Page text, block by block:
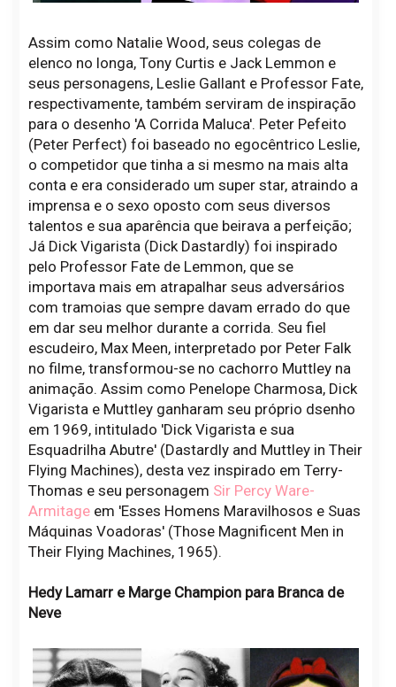
Assim como Natalie Wood, seus colegas de
elenco no longa, Tony Curtis e Jack Lemmon e
seus personagens, Leslie Gallant e Professor Fate,
respectivamente, também serviram de inspiração
para o desenho 'A Corrida Maluca'. Peter Pefeito
(Peter Perfect) foi baseado no egocêntrico Leslie,
o competidor que tinha a si mesmo na mais alta
conta e era considerado um super star, atraindo a
imprensa e o sexo oposto com seus diversos
talentos e sua aparência que beirava a perfeição;
Já Dick Vigarista (Dick Dastardly) foi inspirado
pelo Professor Fate de Lemmon, que se
importava mais em atrapalhar seus adversários
com tramoias que sempre davam errado do que
em dar seu melhor durante a corrida. Seu fiel
escudeiro, Max Meen, interpretado por Peter Falk
no filme, transformou-se no cachorro Muttley na
animação. Assim como Penelope Charmosa, Dick
Vigarista e Muttley ganharam seu próprio dsenho
em 1969, intitulado 'Dick Vigarista e sua
Esquadrilha Abutre' (Dastardly and Muttley in Their
Flying Machines), desta vez inspirado em Terry-
Thomas e seu personagem Sir Percy Ware-
Armitageem 'Esses Homens Maravilhosos e Suas
Máquinas Voadoras' (Those Magnificent Men in
Their Flying Machines, 1965).
Hedy Lamarr e Marge Champion para Branca de
Neve